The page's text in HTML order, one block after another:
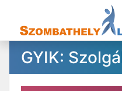
GYIK: